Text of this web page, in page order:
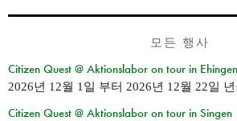
모든 행사
Citizen Quest @ Aktionslabor on tour in Ehingen
2026년 12월 1일 부터 2026년 12월 22일
Citizen Quest @ Aktionslabor on tour in Singen